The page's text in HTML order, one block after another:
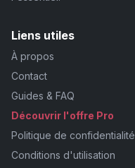
Liens utiles
À propos
Contact
Guides & FAQ
Découvrir l'offre Pro
Politique de confidentialité
Conditions d'utilisation